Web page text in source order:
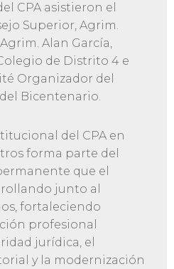
CPA asistieron el
Superior, Agrim.
Alan García,
de Distrito 4 e
Organizador del
Bicentenario.
del CPA en
forma parte del
que el
junto al
fortaleciendo
profesional
jurídica, el
y la modernización